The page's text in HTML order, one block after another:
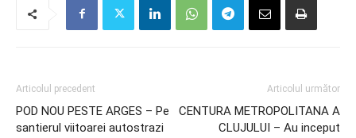
Articolul precedent
POD NOU PESTE ARGES – Pe
santierul viitoarei autostrazi
Articolul următor
CENTURA METROPOLITANA A
CLUJULUI – Au inceput